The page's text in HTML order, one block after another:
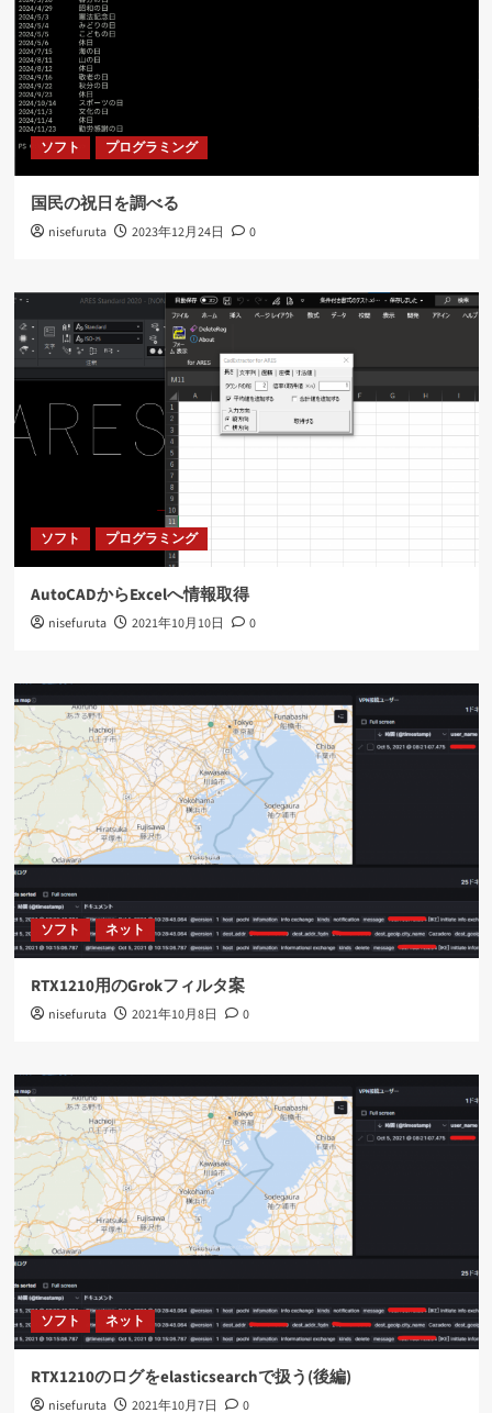
ソフト プログラミング
国民の祝日を調べる
nisefuruta 2023年12月24日 0
ソフト プログラミング
AutoCADからExcelへ情報取得
nisefuruta 2021年10月10日 0
ソフト ネット
RTX1210用のGrokフィルタ案
nisefuruta 2021年10月8日 0
ソフト ネット
RTX1210のログをelasticsearchで扱う(後編)
nisefuruta 2021年10月7日 0